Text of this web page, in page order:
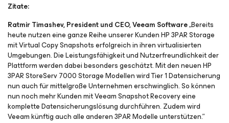
Zitate:
Ratmir Timashev, President und CEO, Veeam Software„Bereits
heute nutzen eine ganze Reihe unserer Kunden HP 3PAR Storage
mit Virtual Copy Snapshots erfolgreich in ihren virtualisierten
Umgebungen. Die Leistungsfähigkeit und Nutzerfreundlichkeit der
Plattform werden dabei besonders geschätzt. Mit den neuen HP
3PAR StoreServ 7000 Storage Modellen wird Tier 1 Datensicherung
nun auch für mittelgroße Unternehmen erschwinglich. So können
nun noch mehr Kunden mit Veeam Snapshot Recovery eine
komplette Datensicherungslösung durchführen. Zudem wird
Veeam künftig auch alle anderen 3PAR Modelle unterstützen.”